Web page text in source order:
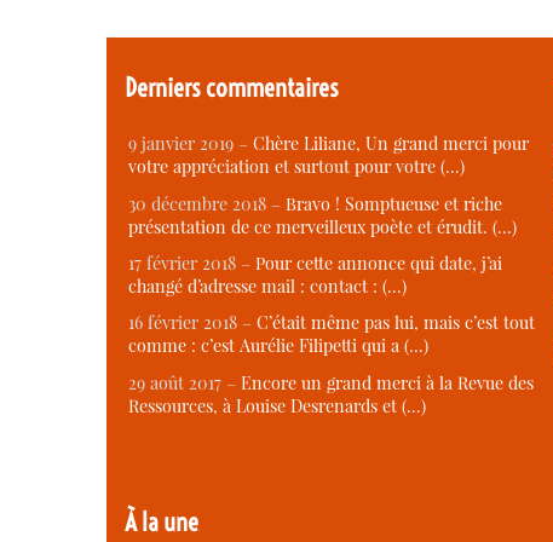
Derniers commentaires
9 janvier 2019 – Chère Liliane, Un grand merci pour
votre appréciation et surtout pour votre (…)
30 décembre 2018 – Bravo ! Somptueuse et riche
présentation de ce merveilleux poète et érudit. (…)
17 février 2018 – Pour cette annonce qui date, j’ai
changé d’adresse mail : contact : (…)
16 février 2018 – C’était même pas lui, mais c’est tout
comme : c’est Aurélie Filipetti qui a (…)
29 août 2017 – Encore un grand merci à la Revue des
Ressources, à Louise Desrenards et (…)
À la une